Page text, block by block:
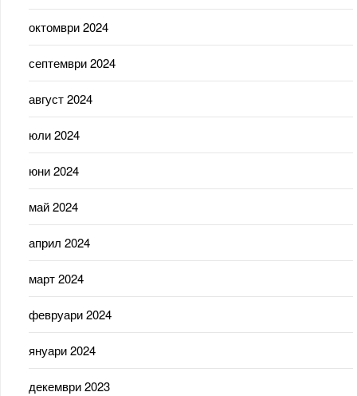
октомври 2024
септември 2024
август 2024
юли 2024
юни 2024
май 2024
април 2024
март 2024
февруари 2024
януари 2024
декември 2023